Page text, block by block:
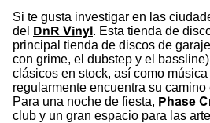
Si te gusta investigar en las
del DnR Vinyl. Esta tienda de
principal tienda de discos de
con grime, el dubstep y el
clásicos en stock, así como
regularmente encuentra su
Para una noche de fiesta, Phase
club y un gran espacio para las